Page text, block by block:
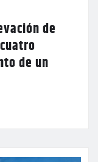
de
de un